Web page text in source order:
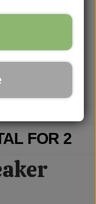
FOR 2